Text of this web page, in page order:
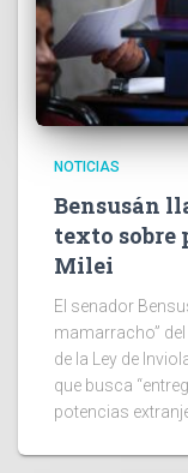
NOTICIAS
Bensusán
texto sobre
Milei
El senador
mamarracho”
de la Ley de
que busca
potencias